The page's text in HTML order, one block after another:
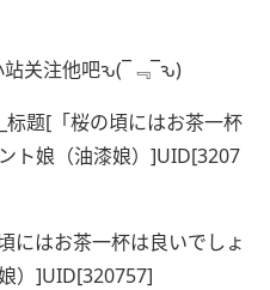
站关注他吧ԅ(¯﹃¯ԅ)
にはお茶一杯は良いでしょ
）]UID[320757]